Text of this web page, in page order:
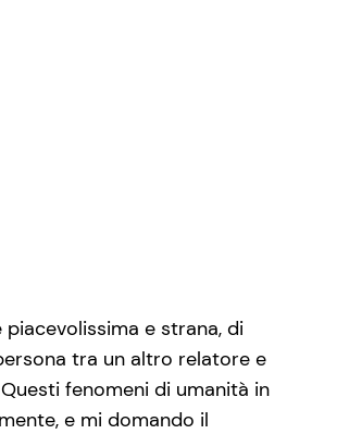
e strana, di
tra un altro relatore e
fenomeni di umanità in
e mi domando il